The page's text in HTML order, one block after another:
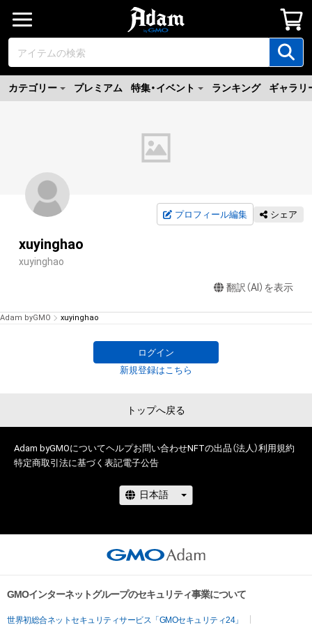
カテゴリー プレミアム 特集・イベント ランキング ギャラリ
プロフィール編集 シェア
xuyinghao
xuyinghao
翻訳（AI）を表示
Adam byGMO xuyinghao
ログイン
新規登録はこちら
トップへ戻る
Adam byGMOについてヘルプお問い合わせNFTの出品（法人）利用規約
特定商取引法に基づく表記電子公告
GMOインターネットグループのセキュリティ事業について
世界初総合ネットセキュリティサービス「GMOセキュリティ24」